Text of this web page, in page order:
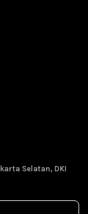
Selatan, DKI